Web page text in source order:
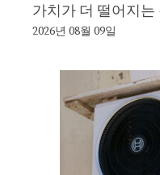
가치가 더 떨어지는
2026년 08월 09일